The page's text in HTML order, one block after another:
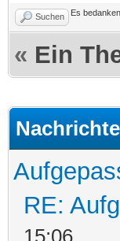
Suchen Es
« Ein
RE:
15:06